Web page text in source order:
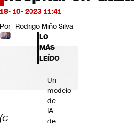
18- 10- 2023 11:41
Por Rodrigo Miño Silva
(C
LO
MÁS
LEÍDO
Un
modelo
de
IA
de